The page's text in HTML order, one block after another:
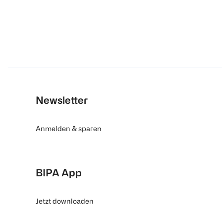
Newsletter
Anmelden & sparen
BIPA App
Jetzt downloaden